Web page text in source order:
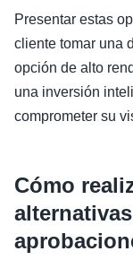
Presentar estas
cliente tomar una
opción de alto
una inversión
comprometer su
Cómo